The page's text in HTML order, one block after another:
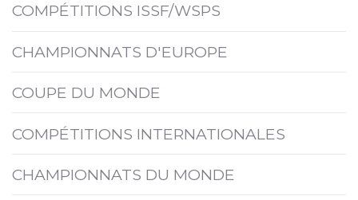
COMPÉTITIONS ISSF/WSPS
CHAMPIONNATS D'EUROPE
COUPE DU MONDE
COMPÉTITIONS INTERNATIONALES
CHAMPIONNATS DU MONDE